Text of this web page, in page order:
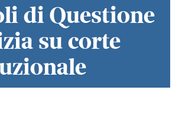
di Questione
su corte